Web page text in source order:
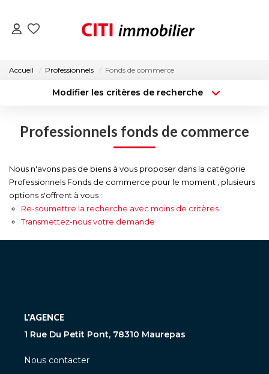
LOCATIONS
ESTIMATION
NOS AGENCES
ACTUALITÉS
CONTACT
Accueil Professionnels Fonds de commerce
Modifier les critères de recherche
Type de bien
Budget max Plus de critères
Professionnels fonds de commerce
Nous n'avons pas de biens à vous proposer dans la catégorie
Professionnels Fonds de commerce pour le moment , plusieurs
options s'offrent à vous :
Re-soumettre la recherche avec moins de critères.
Transmettez-nous votre demande
L'AGENCE
1 Rue Du Petit Pont, 78310 Maurepas
Nous contacter